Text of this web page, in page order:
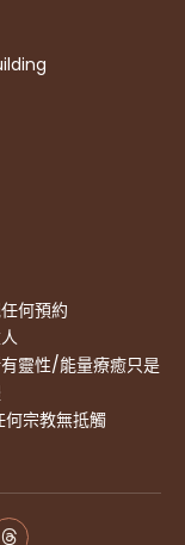
何預約
靈性/能量療癒只是
宗教無抵觸